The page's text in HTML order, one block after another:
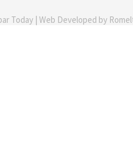
Today | Web Developed by